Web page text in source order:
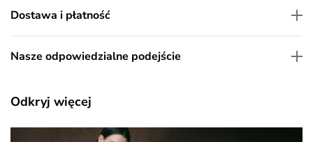
Dostawa i płatność
Nasze odpowiedzialne podejście
Odkryj więcej